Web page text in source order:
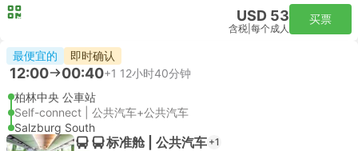
USD 53
含税 每个成人
买票
最便宜的 即时确认
12:00 00:40+1 12小时40分钟
柏林中央 公車站
Self-connect | 公共汽车+公共汽车
Salzburg South
标准舱 | 公共汽车 +1